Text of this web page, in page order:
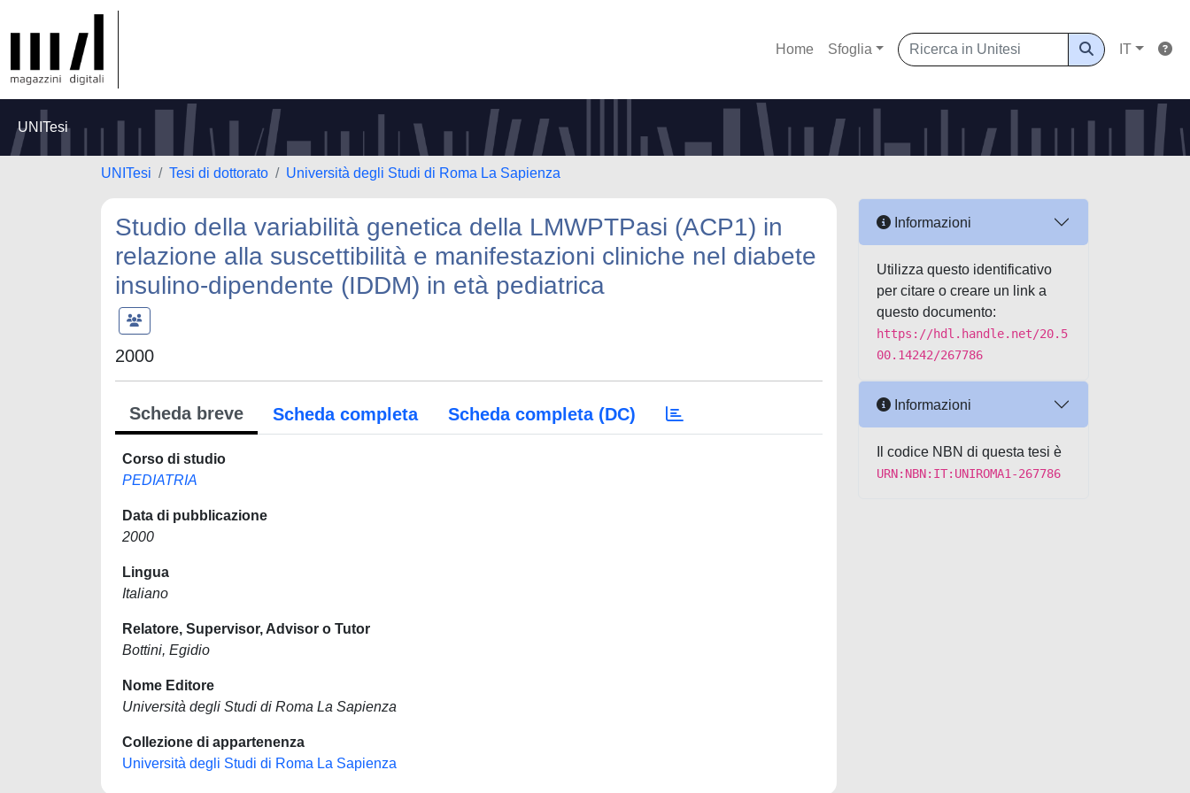
Home Sfoglia IT
UNITesi
UNITesi Tesi di dottorato Università degli Studi di Roma La Sapienza
Studio della variabilità genetica della LMWPTPasi (ACP1) in
relazione alla suscettibilità e manifestazioni cliniche nel diabete
insulino-dipendente (IDDM) in età pediatrica
2000
Scheda breve Scheda completa Scheda completa (DC)
Corso di studio
PEDIATRIA
Data di pubblicazione
2000
Lingua
Italiano
Relatore, Supervisor, Advisor o Tutor
Bottini, Egidio
Nome Editore
Università degli Studi di Roma La Sapienza
Collezione di appartenenza
Università degli Studi di Roma La Sapienza
Informazioni
Utilizza questo identificativo
per citare o creare un link a
questo documento:
https://hdl.handle.net/20.5
00.14242/267786
Informazioni
Il codice NBN di questa tesi è
URN:NBN:IT:UNIROMA1-267786